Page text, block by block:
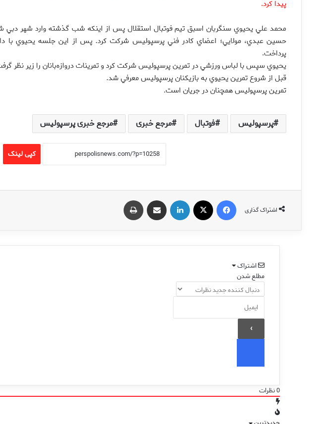
پيدا كرد.
‌محمد علي يحيوي سنگربان اسبق تيم فوتبال استقلال پس از اينكه شب گذشته وارد شهر دبي
حسين عبدي، مولايي؛ اعضاي كادر فني پرسپوليس شركت كرد. پس از اين جلسه يحيوي
پرداخت.
يحيوي سپس با لباس ورزشي در تمرين پرسپوليس شركت كرد و تمرينات دروازه‌بانان را زير نظر
قبل از شروع تمرين يحيوي به بازيكنان پرسپوليس معرفي شد.
تمرين پرسپوليس همچنان در جريان است.
پرسپولیس فوتبال مرجع خبری مرجع خبری پرسپولیس
کپی لینک
اشتراک گذاری
فیس بوک لینکدین اشتراک گذاری از طریق ایمیل
اشتراک
مطلع شدن
0نظرات